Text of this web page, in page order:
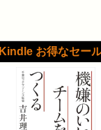
Kindle お得なセー